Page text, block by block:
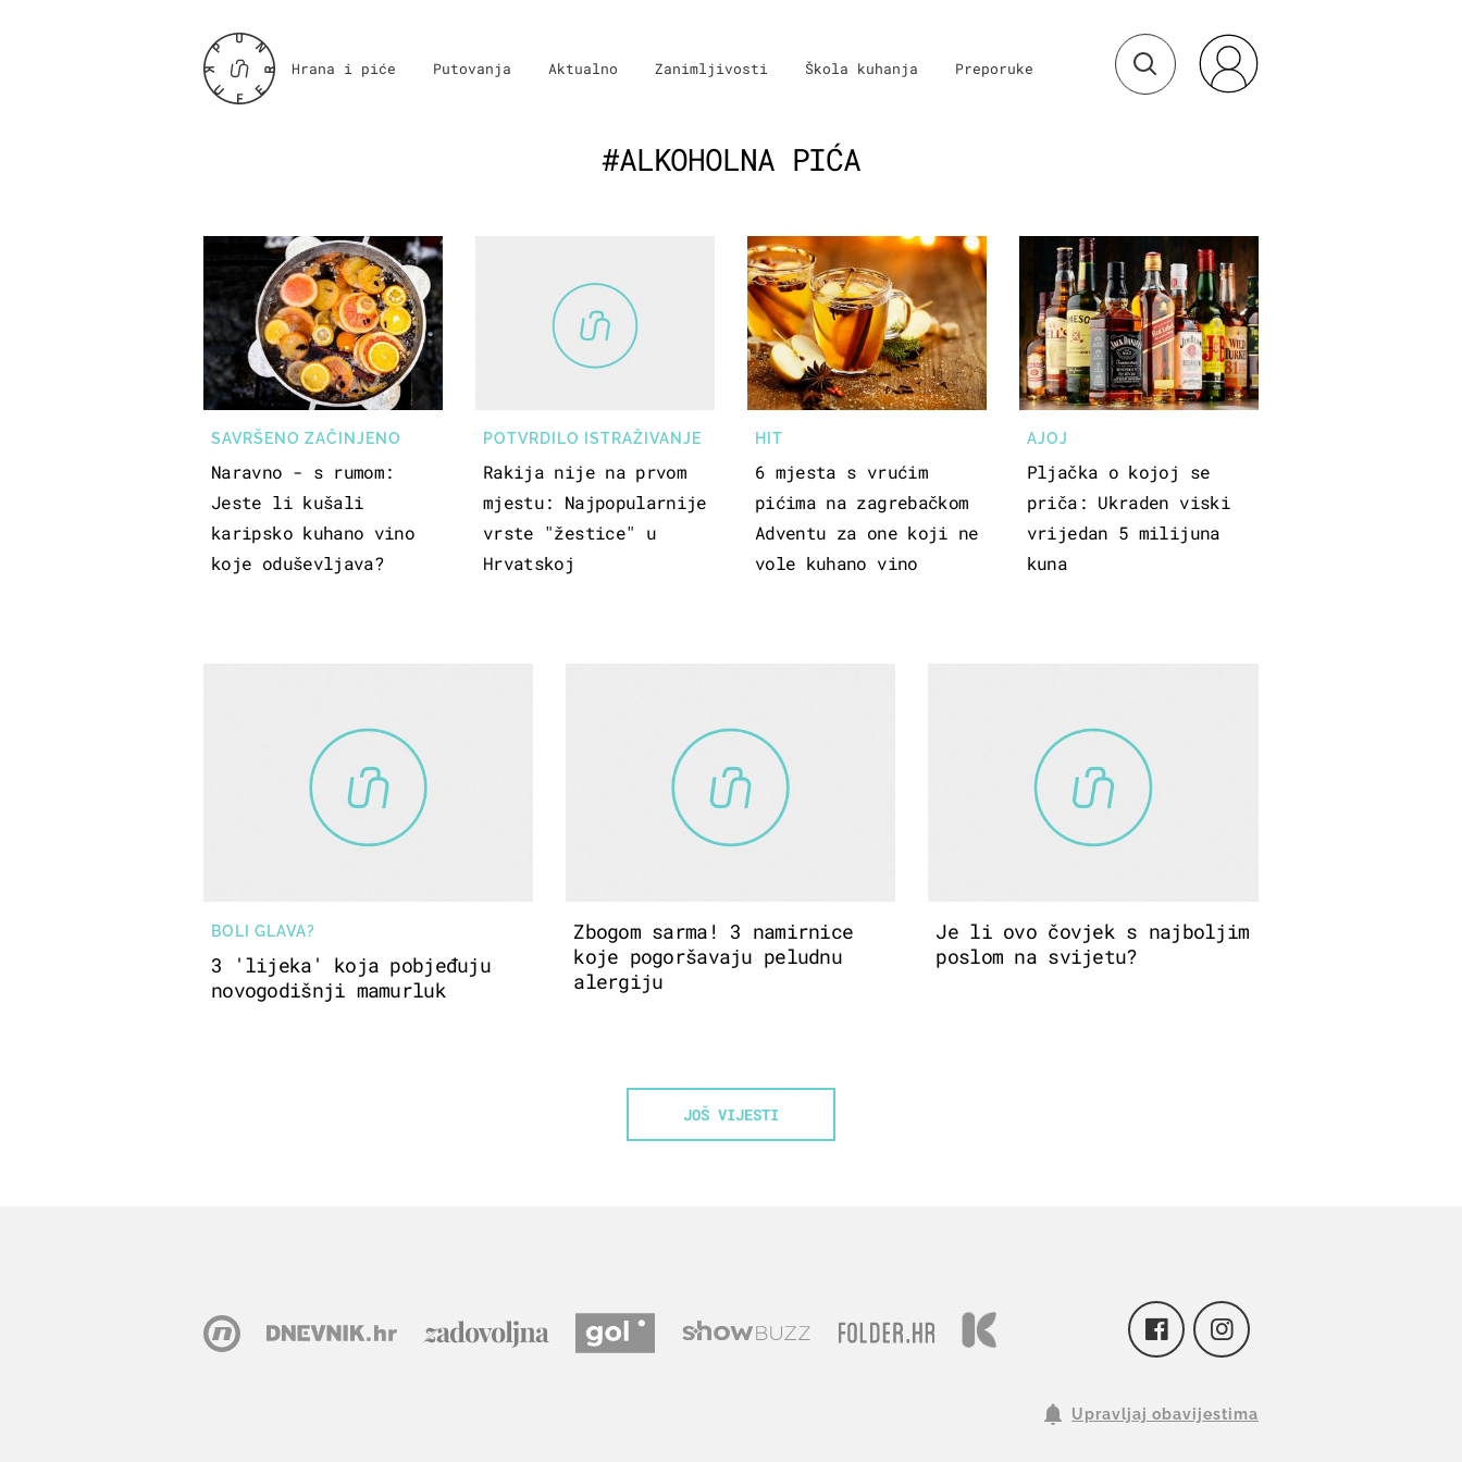
Hrana i piće Putovanja Aktualno Zanimljivosti Škola kuhanja Preporuke
#ALKOHOLNA PIĆA
SAVRŠENO ZAČINJENO
Naravno - s rumom:
Jeste li kušali
karipsko kuhano vino
koje oduševljava?
POTVRDILO ISTRAŽIVANJE
Rakija nije na prvom
mjestu: Najpopularnije
vrste "žestice" u
Hrvatskoj
HIT
6 mjesta s vrućim
pićima na zagrebačkom
Adventu za one koji ne
vole kuhano vino
AJOJ
Pljačka o kojoj se
priča: Ukraden viski
vrijedan 5 milijuna
kuna
BOLI GLAVA?
3 'lijeka' koja pobjeđuju
novogodišnji mamurluk
Zbogom sarma! 3 namirnice
koje pogoršavaju peludnu
alergiju
Je li ovo čovjek s najboljim
poslom na svijetu?
JOŠ VIJESTI
Upravljaj obavijestima